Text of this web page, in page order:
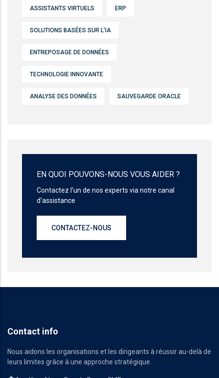
ASSISTANTS VIRTUELS ERP
SOLUTIONS BASÉES SUR L'IA
ENTREPOSAGE DE DONNÉES
TECHNOLOGIE INNOVANTE
ANALYSE DES DONNÉES SAUVEGARDE ORACLE
EN QUOI POUVONS-NOUS VOUS AIDER ?
Contactez l'un de nos experts via notre canal
d'assistance
CONTACTEZ-NOUS
Contact info
Nous aidons les organisations et les dirigeants à réussir au-delà de
leurs limites grâce à une approche stratégique.